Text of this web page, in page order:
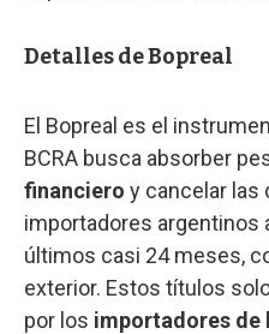
Detalles de Bopreal
El Bopreal es el
BCRA busca absorber
financiero y cancelar las
importadores argentinos
últimos casi 24 meses,
exterior. Estos títulos
por los importadores de